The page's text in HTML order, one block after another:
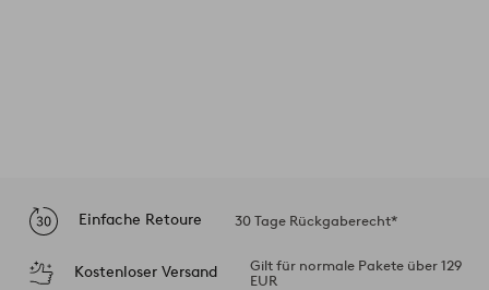
Einfache Retoure 30 Tage Rückgaberecht*
Kostenloser Versand
Gilt für normale Pakete über 129
EUR